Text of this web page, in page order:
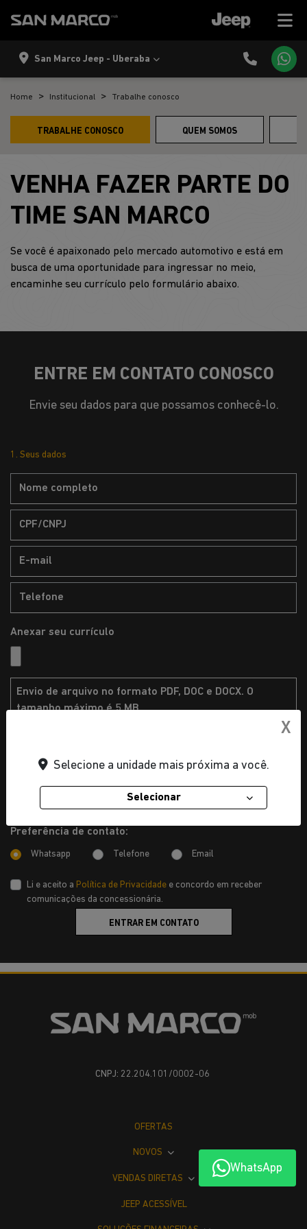
San Marco Jeep - Uberaba
Home Institucional Trabalhe conosco
QUEM SOMOS
TRABALHE CONOSCO
VENHA FAZER PARTE DO
TIME SAN MARCO
Se você é apaixonado pelo mercado automotivo e está em
busca de uma oportunidade para ingressar no meio,
encaminhe seu currículo pelo formulário abaixo.
ENTRE EM CONTATO CONOSCO
Envie seu dados para que possamos conhecê-lo.
1. Seus dados
Anexar seu currículo
Envio de arquivo no formato PDF, DOC e DOCX. O
tamanho máximo é 5 MB.
Preferência de contato:
Whatsapp Telefone Email
Li e aceito a Política de Privacidade e concordo em receber
comunicações da concessionária.
ENTRAR EM CONTATO
WhatsApp
CNPJ: 22.204.101/0002-06
OFERTAS
NOVOS
VENDAS DIRETAS
JEEP ACESSÍVEL
X
Selecione a unidade mais próxima a você.
Selecionar